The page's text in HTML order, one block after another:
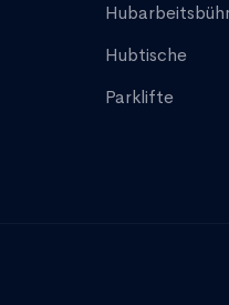
Hubtische
Parklifte